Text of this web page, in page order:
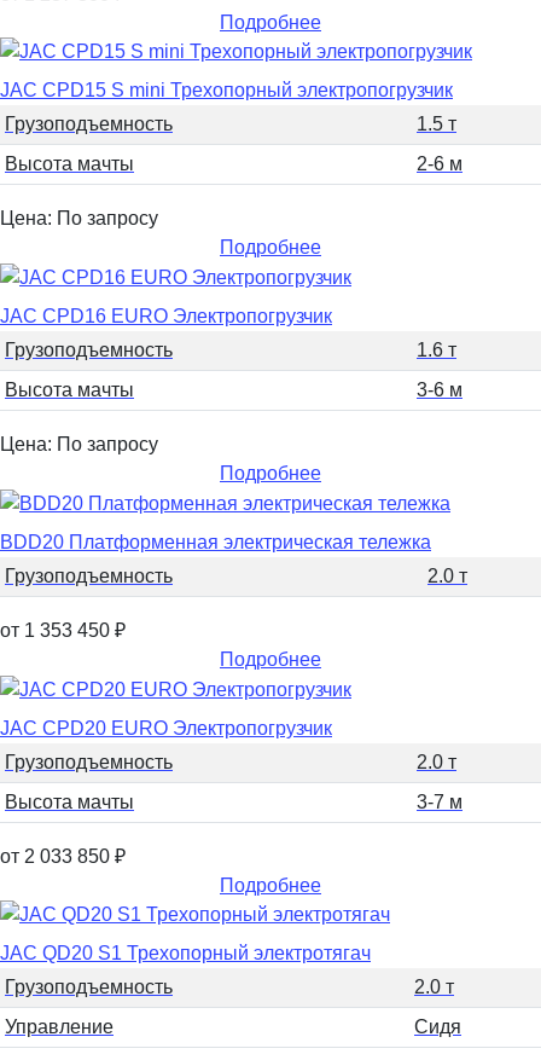
Подробнее
JAC CPD15 S mini Трехопорный электропогрузчик
Грузоподъемность
1.5 т
Высота мачты
2-6 м
Цена: По запросу
Подробнее
JAC CPD16 EURO Электропогрузчик
Грузоподъемность
1.6 т
Высота мачты
3-6 м
Цена: По запросу
Подробнее
BDD20 Платформенная электрическая тележка
Грузоподъемность
2.0 т
от 1 353 450 ₽
Подробнее
JAC CPD20 EURO Электропогрузчик
Грузоподъемность
2.0 т
Высота мачты
3-7 м
от 2 033 850 ₽
Подробнее
JAC QD20 S1 Трехопорный электротягач
Грузоподъемность
2.0 т
Управление
Сидя